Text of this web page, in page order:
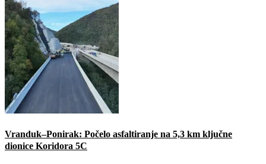
Vranduk–Ponirak: Počelo asfaltiranje na 5,3 km ključne
dionice Koridora 5C